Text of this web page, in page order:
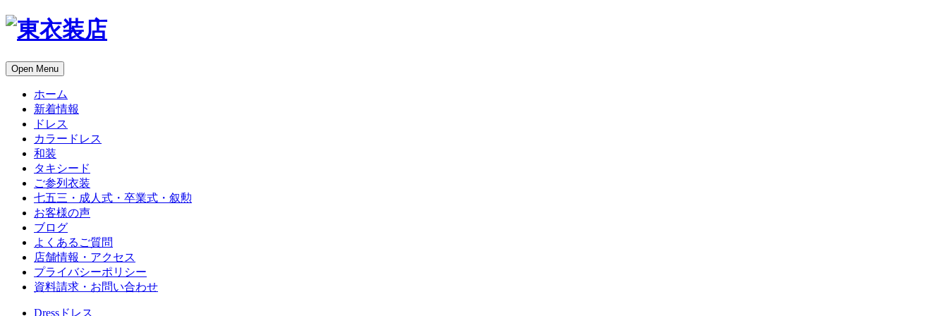
Open Menu
ホーム
新着情報
ドレス
カラードレス
和装
タキシード
ご参列衣装
七五三・成人式・卒業式・叙勲
お客様の声
ブログ
よくあるご質問
店舗情報・アクセス
プライバシーポリシー
資料請求・お問い合わせ
Dress ドレス